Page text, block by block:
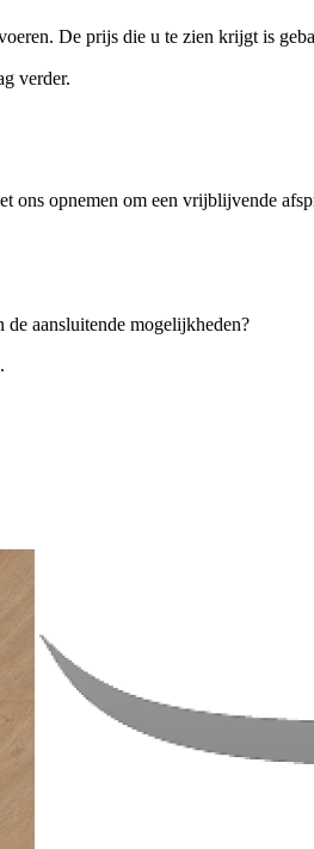
De prijs die u te zien krijgt is
verder.
ons opnemen om een vrijblijvende
aansluitende mogelijkheden?